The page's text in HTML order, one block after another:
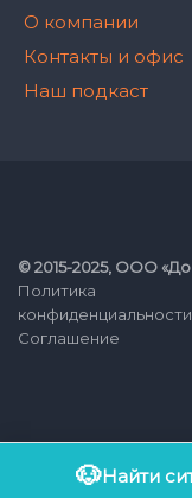
О компании
Контакты и офис
Наш подкаст
© 2015-2025, ООО
Политика
конфиденциальности
Соглашение
🐶Найти